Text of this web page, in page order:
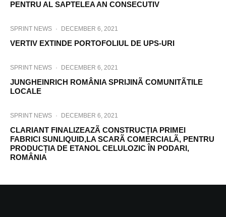
PENTRU AL SAPTELEA AN CONSECUTIV
SPRINT NEWS · DECEMBER 6, 2021
VERTIV EXTINDE PORTOFOLIUL DE UPS-URI
SPRINT NEWS · DECEMBER 6, 2021
JUNGHEINRICH ROMÂNIA SPRIJINÃ COMUNITÃTILE
LOCALE
SPRINT NEWS · DECEMBER 6, 2021
CLARIANT FINALIZEAZÃ CONSTRUCȚIA PRIMEI
FABRICI SUNLIQUID,LA SCARÃ COMERCIALÃ, PENTRU
PRODUCȚIA DE ETANOL CELULOZIC ÎN PODARI,
ROMÂNIA